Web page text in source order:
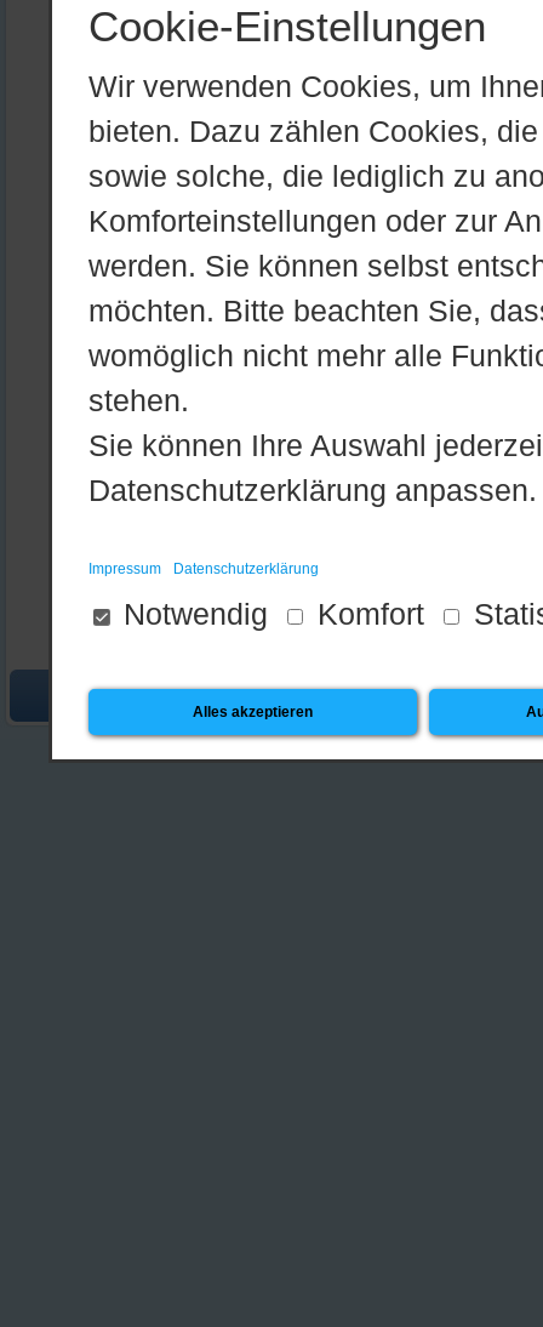
Cookie-Einstellungen
Wir verwenden Cookies, um
bieten. Dazu zählen Cookies,
sowie solche, die lediglich zu
Komforteinstellungen oder zur
werden. Sie können selbst
möchten. Bitte beachten Sie,
womöglich nicht mehr alle
stehen.
Sie können Ihre Auswahl
Datenschutzerklärung anpassen.
Impressum Datenschutzerklärung
Notwendig Komfort
Alles akzeptieren
Bild zur Meldung:
zurück
Startseite